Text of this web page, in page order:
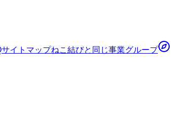
サイトマップねこ結びと同じ事業グループ